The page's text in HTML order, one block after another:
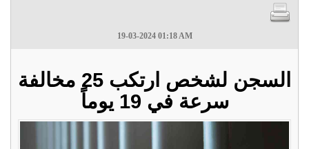
19-03-2024 01:18 AM
السجن لشخص ارتكب 25 مخالفة
سرعة في 19 يوماً